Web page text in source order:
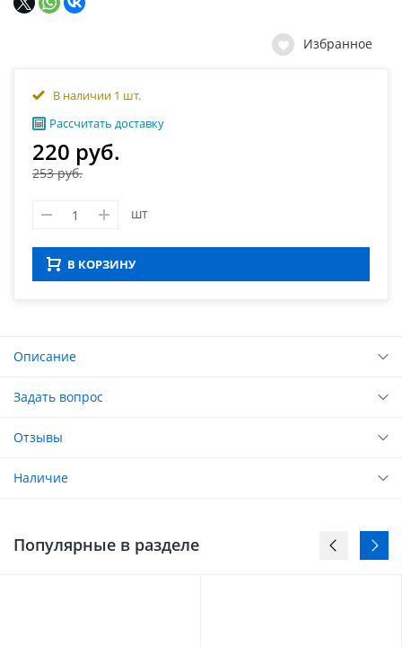
Избранное
В наличии 1 шт.
Рассчитать доставку
220 руб.
253 руб.
шт
В КОРЗИНУ
Описание
Задать вопрос
Отзывы
Наличие
Популярные в разделе